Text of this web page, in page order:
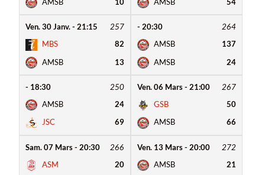
257
Ven. 30 Janv. - 21:15
82
MBS
13
AMSB
264
- 20:30
137
AMSB
24
AMSB
250
- 18:30
24
AMSB
69
JSC
267
Ven. 06 Mars - 21:00
50
GSB
66
AMSB
266
Sam. 07 Mars - 20:30
20
ASM
272
Ven. 13 Mars - 20:00
21
AMSB